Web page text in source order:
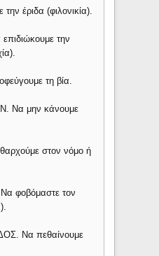
έριδα (φιλονικία).
την
τη βία.
Να μην κάνουμε
στον νόμο ή
φοβόμαστε τον
Να πεθαίνουμε